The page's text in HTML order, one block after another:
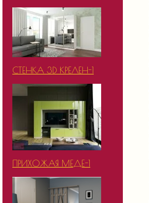
СТЕНКА 3D КРЕЛЕН-1
ПРИХОЖАЯ МЕДЕ-1